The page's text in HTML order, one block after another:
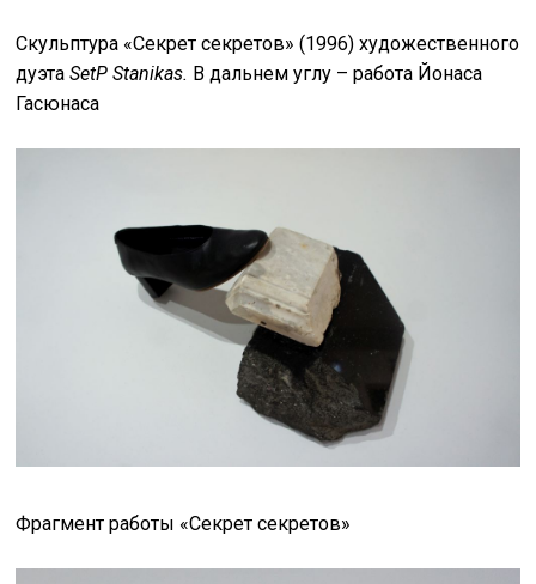
Скульптура «Секрет секретов» (1996) художественного
дуэтаSetP Stanikas. В дальнем углу – работа Йонаса
Гасюнаса
Фрагмент работы «Секрет секретов»